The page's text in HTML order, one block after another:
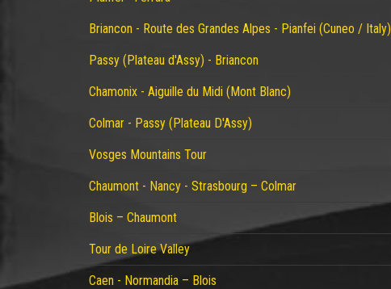
Briancon - Route des Grandes Alpes - Pianfei (Cuneo / Italy)
Passy (Plateau d'Assy) - Briancon
Chamonix - Aiguille du Midi (Mont Blanc)
Colmar - Passy (Plateau D'Assy)
Vosges Mountains Tour
Chaumont - Nancy - Strasbourg – Colmar
Blois – Chaumont
Tour de Loire Valley
Caen - Normandia – Blois